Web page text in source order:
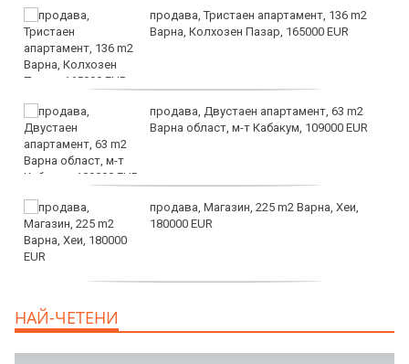
продава, Тристаен апартамент, 136 m2
Варна, Колхозен Пазар, 165000 EUR
продава, Двустаен апартамент, 63 m2
Варна област, м-т Кабакум, 109000 EUR
продава, Магазин, 225 m2 Варна, Хеи,
180000 EUR
НАЙ-ЧЕТЕНИ